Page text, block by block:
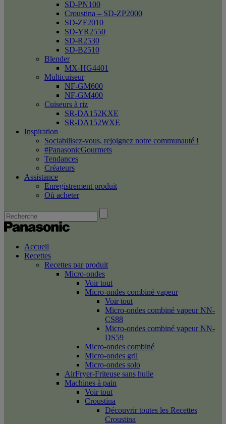
SD-PN100
Croustina – SD-ZP2000
SD-ZF2010
SD-YR2550
SD-R2530
SD-B2510
Blender
MX-HG4401
Multicuiseur
NF-GM600
NF-GM400
Cuiseurs à riz
SR-DA152KXE
SR-DA152WXE
Inspiration
Sociabilisez-vous, rejoignez notre communauté !
#PanasonicGourmets
Tendances
Créateurs
Assistance
Enregistrement produit
Où acheter
Accueil
Recettes
Recettes par produit
Micro-ondes
Voir tout
Micro-ondes combiné vapeur
Voir tout
Micro-ondes combiné vapeur NN-
CS88
Micro-ondes combiné vapeur NN-
DS59
Micro-ondes combiné
Micro-ondes gril
Micro-ondes solo
AirFryer-Friteuse sans huile
Machines à pain
Voir tout
Croustina
Découvrir toutes les Recettes
Croustina